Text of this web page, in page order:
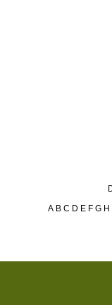
A B C D E F G H